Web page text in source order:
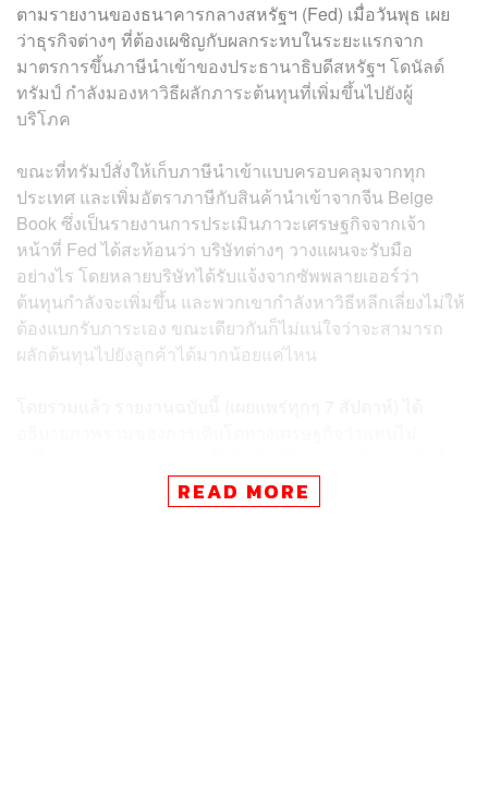
ตามรายงานของธนาคารกลางสหรัฐฯ (Fed) เมื่อวันพุธ เผย
ว่าธุรกิจต่างๆ ที่ต้องเผชิญกับผลกระทบในระยะแรกจาก
มาตรการขึ้นภาษีนำเข้าของประธานาธิบดีสหรัฐฯ โดนัลด์
ทรัมป์ กำลังมองหาวิธีผลักภาระต้นทุนที่เพิ่มขึ้นไปยังผู้
บริโภค
ขณะที่ทรัมป์สั่งให้เก็บภาษีนำเข้าแบบครอบคลุมจากทุก
ประเทศ และเพิ่มอัตราภาษีกับสินค้านำเข้าจากจีน Beige
Book ซึ่งเป็นรายงานการประเมินภาวะเศรษฐกิจจากเจ้า
หน้าที่ Fed ได้สะท้อนว่า บริษัทต่างๆ วางแผนจะรับมือ
อย่างไร โดยหลายบริษัทได้รับแจ้งจากซัพพลายเออร์ว่า
ต้นทุนกำลังจะเพิ่มขึ้น และพวกเขากำลังหาวิธีหลีกเลี่ยงไม่ให้
ต้องแบกรับภาระเอง ขณะเดียวกันก็ไม่แน่ใจว่าจะสามารถ
ผลักต้นทุนไปยังลูกค้าได้มากน้อยแค่ไหน
ว่าความไม่แน่นอนเกี่ยวกับนโยบายการค้าระหว่างประเทศ
แผ่กระจายไปทั่วทั้ง 12 เขตเศรษฐกิจ
READ MORE